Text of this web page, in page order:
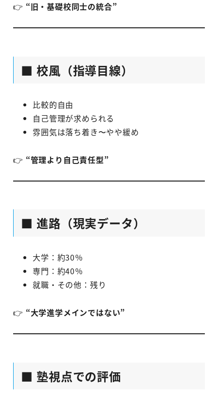
👉 “旧・基礎校同士の統合”
■ 校風（指導目線）
比較的自由
自己管理が求められる
雰囲気は落ち着き〜やや緩め
👉 “管理より自己責任型”
■ 進路（現実データ）
大学：約30％
専門：約40％
就職・その他：残り
👉 “大学進学メインではない”
■ 塾視点での評価